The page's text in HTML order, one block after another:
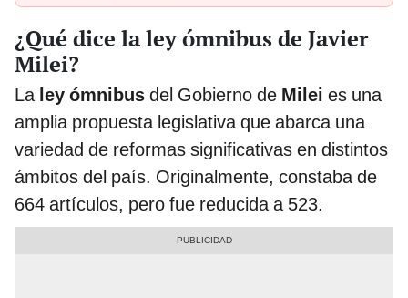
¿Qué dice la ley ómnibus de Javier
Milei?
Laley ómnibus del Gobierno de Milei es una
amplia propuesta legislativa que abarca una
variedad de reformas significativas en distintos
ámbitos del país. Originalmente, constaba de
664 artículos, pero fue reducida a 523.